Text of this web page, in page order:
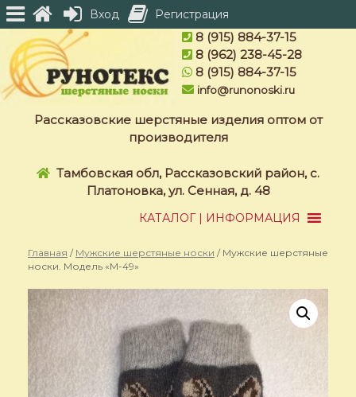
content
8 (915) 884-37-15
8 (962) 238-45-28
8 (915) 884-37-15
info@runonoski.ru
Рассказовские шерстяные изделия оптом от
производителя
Тамбовская обл, Рассказовский район, с.
Платоновка, ул. Сенная, д. 48
КАТАЛОГ | ИНФОРМАЦИЯ
Главная / Мужские шерстяные носки / Мужские шерстяные
носки. Модель «M-49»
Вход Регистрация